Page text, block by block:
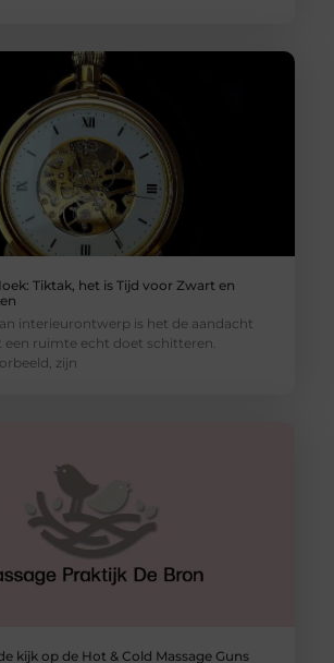
Tiktak, het is Tijd voor Zwart en
interieurontwerp is het de aandacht
een ruimte echt doet schitteren.
zijn
kijk op de Hot & Cold Massage Guns